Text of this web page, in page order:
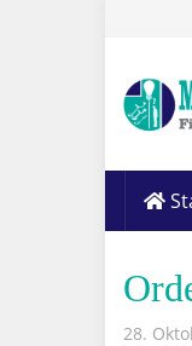
28.